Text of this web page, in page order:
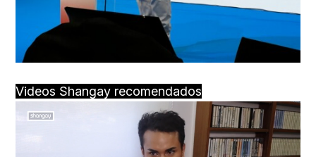
Videos Shangay recomendados